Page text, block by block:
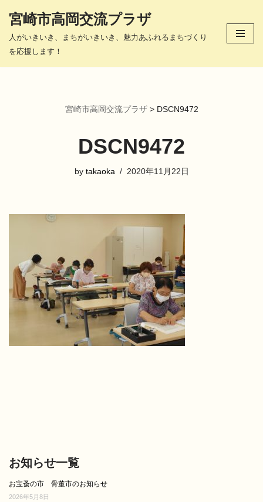
コ
宮崎市高岡交流プラザ
人がいきいき、まちがいきいき、魅力あふれるまちづくり
を応援します！
宮崎市高岡交流プラザ> DSCN9472
DSCN9472
by takaoka 2020年11月22日
お知らせ一覧
お宝蚤の市 骨董市のお知らせ
2026年5月8日